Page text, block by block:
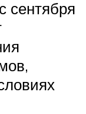
сентября